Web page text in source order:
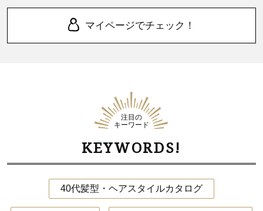
マイページでチェック！
注目の
キーワード
KEYWORDS!
40代髪型・ヘアスタイルカタログ